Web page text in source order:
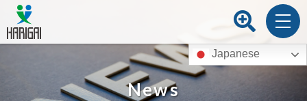
Japanese
News